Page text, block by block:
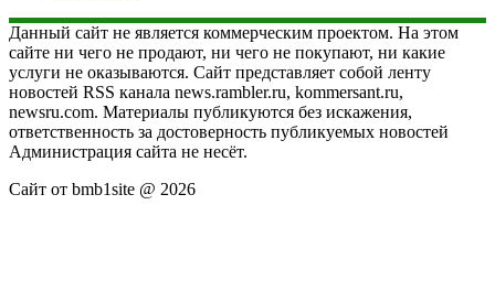
Данный сайт не является коммерческим проектом. На этом
сайте ни чего не продают, ни чего не покупают, ни какие
услуги не оказываются. Сайт представляет собой ленту
новостей RSS канала news.rambler.ru, kommersant.ru,
newsru.com. Материалы публикуются без искажения,
ответственность за достоверность публикуемых новостей
Администрация сайта не несёт.
Сайт от bmb1site @ 2026